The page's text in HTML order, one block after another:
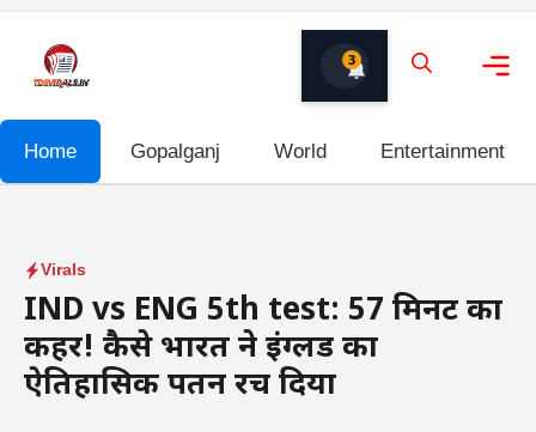
content
3
Home Gopalganj World Entertainment
Virals
IND vs ENG 5th test: 57 मिनट का
कहर! कैसे भारत ने इंग्लैंड का
ऐतिहासिक पतन रच दिया